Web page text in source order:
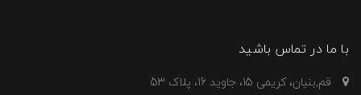
با ما در تماس باشید
قم,بنیان، کریمی 15، جاوید 16، پلاک 53